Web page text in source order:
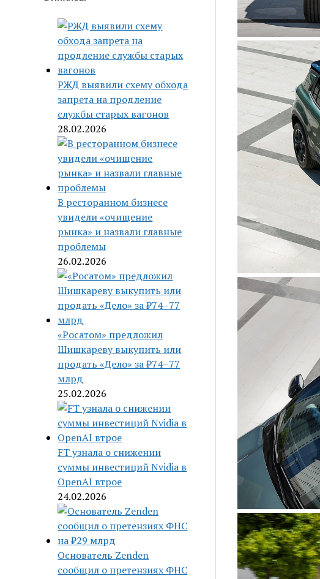
РЖД выявили схему обхода
запрета на продление
службы старых вагонов
28.02.2026
В ресторанном бизнесе
увидели «очищение
рынка» и назвали главные
проблемы
26.02.2026
«Росатом» предложил
Шишкареву выкупить или
продать «Дело» за ₽74–77
млрд
25.02.2026
FT узнала о снижении
суммы инвестиций Nvidia в
OpenAI втрое
24.02.2026
Основатель Zenden
сообщил о претензиях ФНС